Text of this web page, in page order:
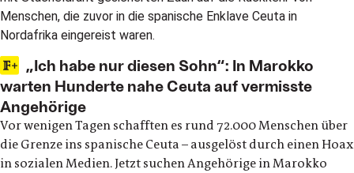
„Ich habe nur diesen Sohn“: In Marokko
warten Hunderte nahe Ceuta auf vermisste
Angehörige
Vor wenigen Tagen schafften es rund 72.000 Menschen über
die Grenze ins spanische Ceuta – ausgelöst durch einen Hoax
in sozialen Medien. Jetzt suchen Angehörige in Marokko